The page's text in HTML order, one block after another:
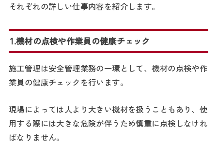
それぞれの詳しい仕事内容を紹介します。
1.機材の点検や作業員の健康チェック
施工管理は安全管理業務の一環として、機材の点検や作
業員の健康チェックを行います。
現場によっては人より大きい機材を扱うこともあり、使
用する際には大きな危険が伴うため慎重に点検しなけれ
ばなりません。